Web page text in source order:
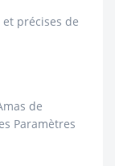
précises de
de
Paramètres